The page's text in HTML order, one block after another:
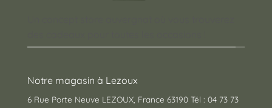
Notre magasin à Lezoux
6 Rue Porte Neuve LEZOUX, France 63190 Tél : 04 73 73